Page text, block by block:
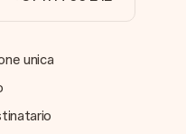
ti invitiamo a contattare
di trovare una soluzione
all’ordine?
spedita con il regalo. La
e-mail di conferma oppure
MySurprise. In questo
unica